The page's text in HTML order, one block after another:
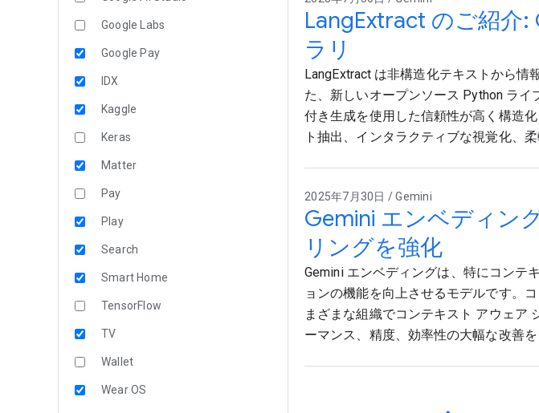
Google Labs
Google Pay
IDX
Kaggle
Keras
Matter
Pay
Play
Search
Smart Home
TensorFlow
TV
Wallet
Wear OS
LangExtract のご紹介
ラリ
LangExtract は非構造化テキストから情
た、新しいオープンソース Python ラ
付き生成を使用した信頼性が高く構造
ト抽出、インタラクティブな視覚化、
2025年7月30日 / Gemini
Gemini エンベディン
リングを強化
Gemini エンベディングは、特にコンテ
ョンの機能を向上させるモデルです。
まざまな組織でコンテキスト アウェア
ーマンス、精度、効率性の大幅な改善を